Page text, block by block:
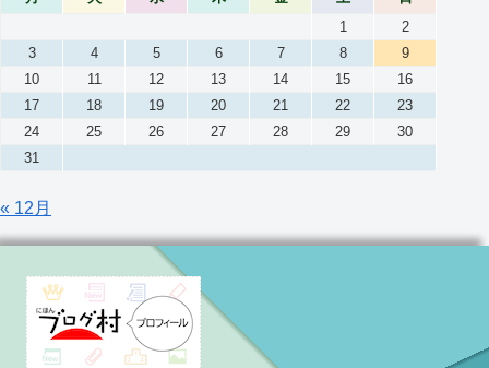
1
2
3
4 5 6 7 8
9
10
11 12 13 14 15
16
17
18 19 20 21 22
23
24
25 26 27 28 29
30
31
« 12月